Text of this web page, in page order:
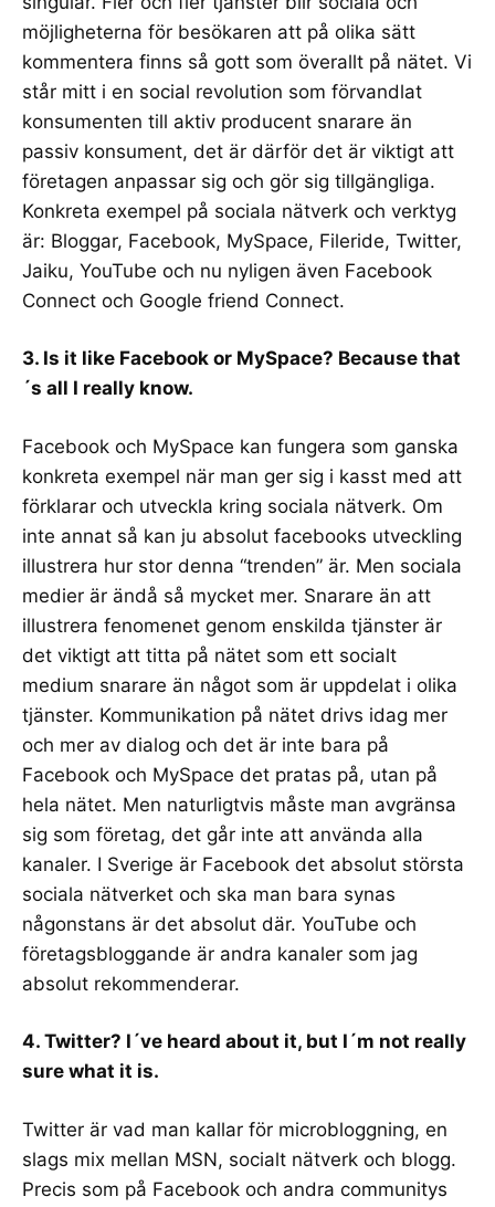
möjligheterna för besökaren att på olika sätt
kommentera finns så gott som överallt på nätet. Vi
står mitt i en social revolution som förvandlat
konsumenten till aktiv producent snarare än
passiv konsument, det är därför det är viktigt att
företagen anpassar sig och gör sig tillgängliga.
Konkreta exempel på sociala nätverk och verktyg
är: Bloggar, Facebook, MySpace, Fileride, Twitter,
Jaiku, YouTube och nu nyligen även Facebook
Connect och Google friend Connect.
3. Is it like Facebook or MySpace? Because that
´s all I really know.
Facebook och MySpace kan fungera som ganska
konkreta exempel när man ger sig i kasst med att
förklarar och utveckla kring sociala nätverk. Om
inte annat så kan ju absolut facebooks utveckling
illustrera hur stor denna “trenden” är. Men sociala
medier är ändå så mycket mer. Snarare än att
illustrera fenomenet genom enskilda tjänster är
det viktigt att titta på nätet som ett socialt
medium snarare än något som är uppdelat i olika
tjänster. Kommunikation på nätet drivs idag mer
och mer av dialog och det är inte bara på
Facebook och MySpace det pratas på, utan på
hela nätet. Men naturligtvis måste man avgränsa
sig som företag, det går inte att använda alla
kanaler. I Sverige är Facebook det absolut största
sociala nätverket och ska man bara synas
någonstans är det absolut där. YouTube och
företagsbloggande är andra kanaler som jag
absolut rekommenderar.
4. Twitter? I´ve heard about it, but I´m not really
sure what it is.
Twitter är vad man kallar för microbloggning, en
slags mix mellan MSN, socialt nätverk och blogg.
Precis som på Facebook och andra communitys